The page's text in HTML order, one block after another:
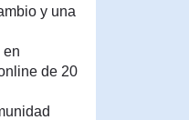
y una
en
de 20